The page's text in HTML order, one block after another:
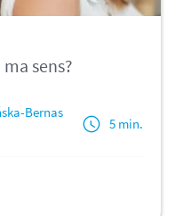
sens?
Bernas
5 min.